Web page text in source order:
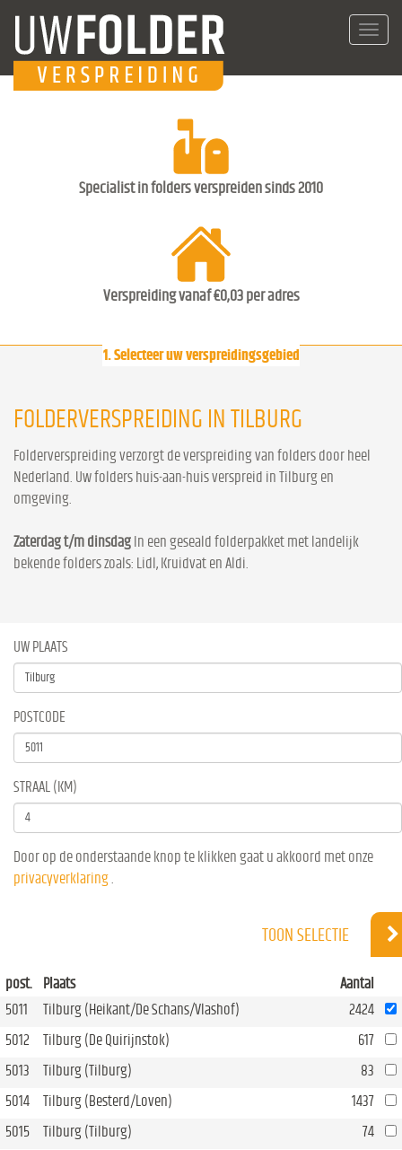
Specialist in folders verspreiden sinds 2010
Verspreiding vanaf €0,03 per adres
1. Selecteer uw verspreidingsgebied
FOLDERVERSPREIDING IN TILBURG
Folderverspreiding verzorgt de verspreiding van folders door heel
Nederland. Uw folders huis-aan-huis verspreid in Tilburg en
omgeving.
Zaterdag t/m dinsdag In een geseald folderpakket met landelijk
bekende folders zoals: Lidl, Kruidvat en Aldi.
UW PLAATS
POSTCODE
STRAAL (KM)
Door op de onderstaande knop te klikken gaat u akkoord met onze
privacyverklaring
TOON SELECTIE
post. Plaats
Aantal
5011
Tilburg (Heikant/De Schans/Vlashof)
2424
5012
Tilburg (De Quirijnstok)
617
5013
Tilburg (Tilburg)
83
5014
Tilburg (Besterd/Loven)
1437
5015
Tilburg (Tilburg)
74